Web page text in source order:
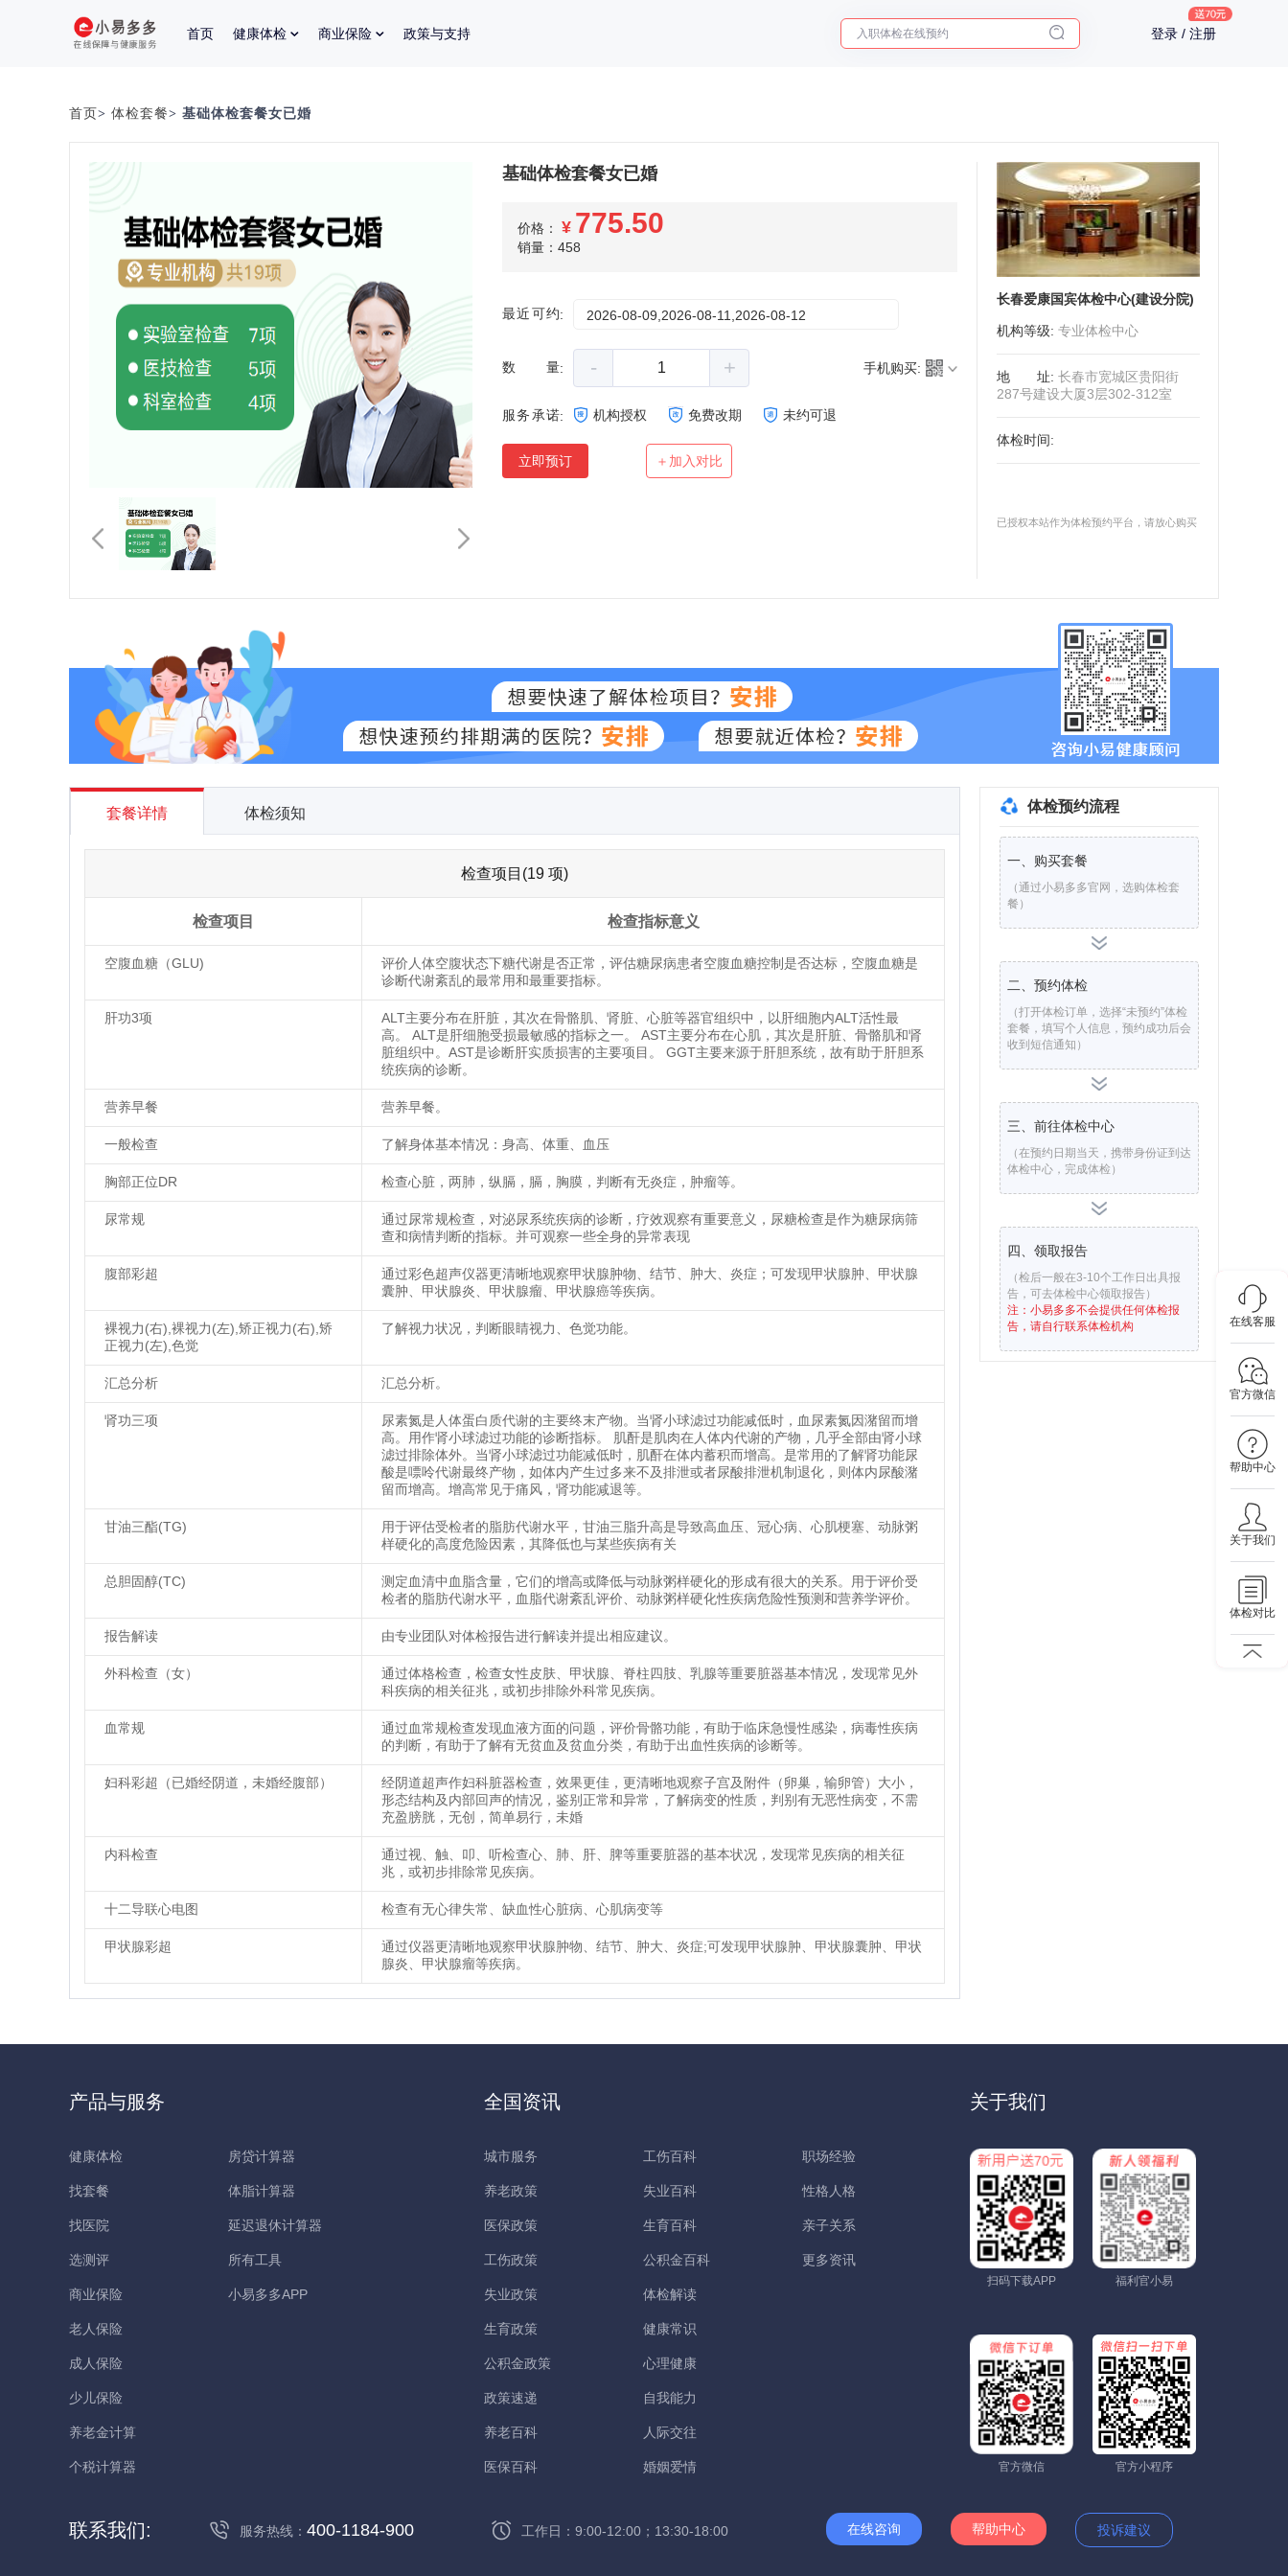
首页 健康体检 商业保险 政策与支持 2025年了，给父母预约体检 登录 / 注册
在线客服
官方微信
帮助中心
关于我们
体检对比
首页> 体检套餐> 基础体检套餐女已婚
基础体检套餐女已婚
价格： ¥ 775.50
销量：458
最近可约: 2026-08-09,2026-08-11,2026-08-12
数量: - + 手机购买:
服务承诺: 机构授权 免费改期 未约可退
立即预订 ＋加入对比
长春爱康国宾体检中心(建设分院)
机构等级: 专业体检中心
地址: 长春市宽城区贵阳街
287号建设大厦3层302-312室
体检时间:
已授权本站作为体检预约平台，请放心购买
套餐详情 体检须知
检查项目(19 项)
检查项目 检查指标意义
空腹血糖（GLU)
评价人体空腹状态下糖代谢是否正常，评估糖尿病患者空腹血糖控制是否达标，空腹血糖是
诊断代谢紊乱的最常用和最重要指标。
肝功3项
ALT主要分布在肝脏，其次在骨骼肌、肾脏、心脏等器官组织中，以肝细胞内ALT活性最
高。 ALT是肝细胞受损最敏感的指标之一。 AST主要分布在心肌，其次是肝脏、骨骼肌和肾
脏组织中。AST是诊断肝实质损害的主要项目。 GGT主要来源于肝胆系统，故有助于肝胆系
统疾病的诊断。
营养早餐 营养早餐。
一般检查 了解身体基本情况：身高、体重、血压
胸部正位DR 检查心脏，两肺，纵膈，膈，胸膜，判断有无炎症，肿瘤等。
尿常规
通过尿常规检查，对泌尿系统疾病的诊断，疗效观察有重要意义，尿糖检查是作为糖尿病筛
查和病情判断的指标。并可观察一些全身的异常表现
腹部彩超
通过彩色超声仪器更清晰地观察甲状腺肿物、结节、肿大、炎症；可发现甲状腺肿、甲状腺
囊肿、甲状腺炎、甲状腺瘤、甲状腺癌等疾病。
裸视力(右),裸视力(左),矫正视力(右),矫
正视力(左),色觉
了解视力状况，判断眼睛视力、色觉功能。
汇总分析 汇总分析。
肾功三项
尿素氮是人体蛋白质代谢的主要终末产物。当肾小球滤过功能减低时，血尿素氮因潴留而增
高。用作肾小球滤过功能的诊断指标。 肌酐是肌肉在人体内代谢的产物，几乎全部由肾小球
滤过排除体外。当肾小球滤过功能减低时，肌酐在体内蓄积而增高。是常用的了解肾功能尿
酸是嘌呤代谢最终产物，如体内产生过多来不及排泄或者尿酸排泄机制退化，则体内尿酸潴
留而增高。增高常见于痛风，肾功能减退等。
甘油三酯(TG)
用于评估受检者的脂肪代谢水平，甘油三脂升高是导致高血压、冠心病、心肌梗塞、动脉粥
样硬化的高度危险因素，其降低也与某些疾病有关
总胆固醇(TC)
测定血清中血脂含量，它们的增高或降低与动脉粥样硬化的形成有很大的关系。用于评价受
检者的脂肪代谢水平，血脂代谢紊乱评价、动脉粥样硬化性疾病危险性预测和营养学评价。
报告解读 由专业团队对体检报告进行解读并提出相应建议。
外科检查（女）
通过体格检查，检查女性皮肤、甲状腺、脊柱四肢、乳腺等重要脏器基本情况，发现常见外
科疾病的相关征兆，或初步排除外科常见疾病。
血常规
通过血常规检查发现血液方面的问题，评价骨骼功能，有助于临床急慢性感染，病毒性疾病
的判断，有助于了解有无贫血及贫血分类，有助于出血性疾病的诊断等。
妇科彩超（已婚经阴道，未婚经腹部）
经阴道超声作妇科脏器检查，效果更佳，更清晰地观察子宫及附件（卵巢，输卵管）大小，
形态结构及内部回声的情况，鉴别正常和异常，了解病变的性质，判别有无恶性病变，不需
充盈膀胱，无创，简单易行，未婚
内科检查
通过视、触、叩、听检查心、肺、肝、脾等重要脏器的基本状况，发现常见疾病的相关征
兆，或初步排除常见疾病。
十二导联心电图 检查有无心律失常、缺血性心脏病、心肌病变等
甲状腺彩超
通过仪器更清晰地观察甲状腺肿物、结节、肿大、炎症;可发现甲状腺肿、甲状腺囊肿、甲状
腺炎、甲状腺瘤等疾病。
体检预约流程
一、购买套餐
（通过小易多多官网，选购体检套
餐）
二、预约体检
（打开体检订单，选择“未预约”体检
套餐，填写个人信息，预约成功后会
收到短信通知）
三、前往体检中心
（在预约日期当天，携带身份证到达
体检中心，完成体检）
四、领取报告
（检后一般在3-10个工作日出具报
告，可去体检中心领取报告）
注：小易多多不会提供任何体检报
告，请自行联系体检机构
产品与服务
健康体检
找套餐
找医院
选测评
商业保险
老人保险
成人保险
少儿保险
养老金计算
个税计算器
房贷计算器
体脂计算器
延迟退休计算器
所有工具
小易多多APP
全国资讯
城市服务
养老政策
医保政策
工伤政策
失业政策
生育政策
公积金政策
政策速递
养老百科
医保百科
工伤百科
失业百科
生育百科
公积金百科
体检解读
健康常识
心理健康
自我能力
人际交往
婚姻爱情
职场经验
性格人格
亲子关系
更多资讯
关于我们
扫码下载APP 福利官小易
官方微信 官方小程序
联系我们: 服务热线： 400-1184-900 工作日：9:00-12:00；13:30-18:00 在线咨询 帮助中心 投诉建议